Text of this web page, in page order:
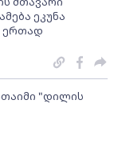
ეკუნა
ერთად
"დილის